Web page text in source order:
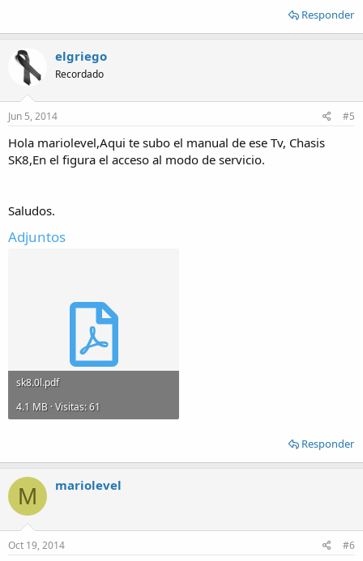
Responder
elgriego
Recordado
Jun 5, 2014 #5
Hola mariolevel,Aqui te subo el manual de ese Tv, Chasis
SK8,En el figura el acceso al modo de servicio.
Saludos.
Adjuntos
sk8.0l.pdf
4.1 MB · Visitas: 61
Responder
M mariolevel
Oct 19, 2014 #6